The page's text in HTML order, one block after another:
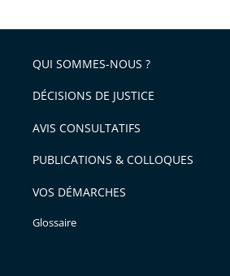
QUI SOMMES-NOUS ?
DÉCISIONS DE JUSTICE
AVIS CONSULTATIFS
PUBLICATIONS & COLLOQUES
VOS DÉMARCHES
Glossaire